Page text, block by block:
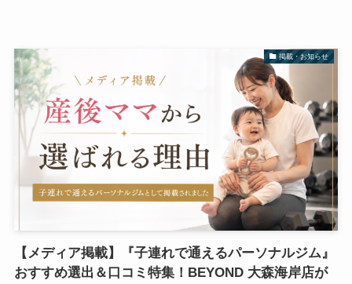
掲載・お知らせ
【メディア掲載】『子連れで通えるパーソナルジム』
おすすめ選出＆口コミ特集！BEYOND 大森海岸店が